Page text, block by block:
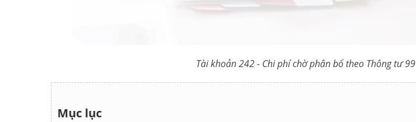
Tài khoản 242 - Chi phí chờ phân bổ theo Thông tư 99
Mục lục